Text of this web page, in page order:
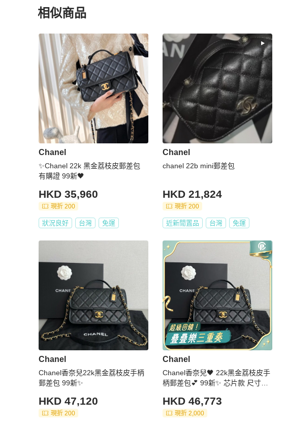
相似商品
更多相似Chanel女包推薦精品
Chanel
✨Chanel 22k 黑金荔枝皮郵差包
有購證 99新🖤
HKD 35,960
現折 200
狀況良好 台灣 免運
Chanel
chanel 22b mini郵差包
HKD 21,824
現折 200
近新閒置品 台灣 免運
Chanel
Chanel香奈兒22k黑金荔枝皮手柄
郵差包 99新✨️
HKD 47,120
現折 200
Chanel
Chanel香奈兒🖤 22k黑金荔枝皮手
柄郵差包💕 99新✨ 芯片款 尺寸：2
HKD 46,773
現折 2,000